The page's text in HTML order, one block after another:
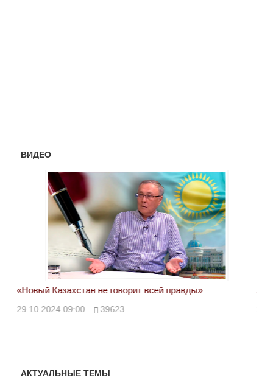
ВИДЕО
«Новый Казахстан не говорит всей правды»
29.10.2024 09:00 39623
АКТУАЛЬНЫЕ ТЕМЫ